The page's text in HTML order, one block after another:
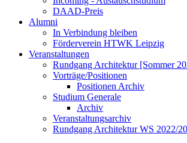
DAAD-Preis
Alumni
In Verbindung bleiben
Förderverein HTWK Leipzig
Veranstaltungen
Rundgang Architektur [Sommer
Vorträge/Positionen
Positionen Archiv
Studium Generale
Archiv
Veranstaltungsarchiv
Rundgang Architektur WS 2022/